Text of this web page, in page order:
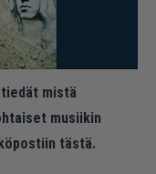
mistä
musiikin
tästä.